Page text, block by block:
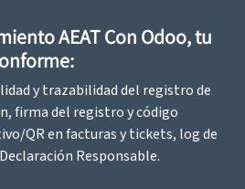
AEAT Con Odoo, tu
y trazabilidad del registro de
firma del registro y código
QR en facturas y tickets, log de
Responsable.